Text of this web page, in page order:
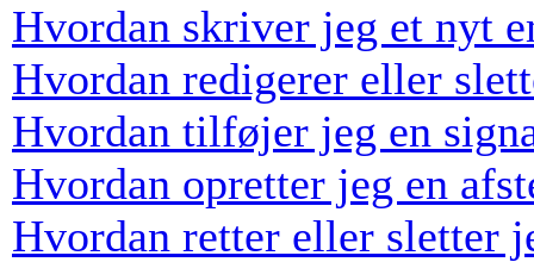
Hvordan skriver jeg et nyt
Hvordan redigerer eller
Hvordan tilføjer jeg en
Hvordan opretter jeg en
Hvordan retter eller sletter